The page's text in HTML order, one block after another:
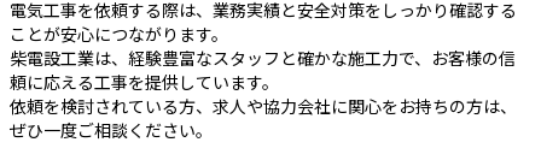
電気工事を依頼する際は、業務実績と安全対策をしっかり確認する
ことが安心につながります。
柴電設工業は、経験豊富なスタッフと確かな施工力で、お客様の信
頼に応える工事を提供しています。
依頼を検討されている方、求人や協力会社に関心をお持ちの方は、
ぜひ一度ご相談ください。